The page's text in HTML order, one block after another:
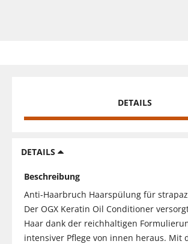
DETAILS
DETAILS
Beschreibung
Anti-Haarbruch Haarspülung für
Der OGX Keratin Oil Conditioner
Haar dank der reichhaltigen
intensiver Pflege von innen heraus. Mit